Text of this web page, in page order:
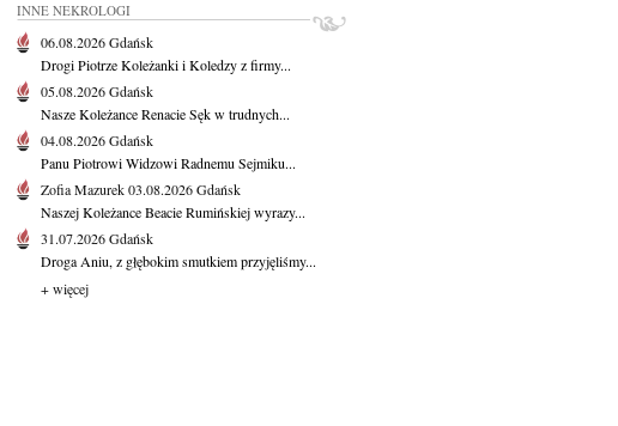
INNE NEKROLOGI
06.08.2026Gdańsk
Drogi Piotrze Koleżanki i Koledzy z firmy...
05.08.2026Gdańsk
Nasze Koleżance Renacie Sęk w trudnych...
04.08.2026Gdańsk
Panu Piotrowi Widzowi Radnemu Sejmiku...
Zofia Mazurek03.08.2026Gdańsk
Naszej Koleżance Beacie Rumińskiej wyrazy...
31.07.2026Gdańsk
Droga Aniu, z głębokim smutkiem przyjęliśmy...
+ więcej